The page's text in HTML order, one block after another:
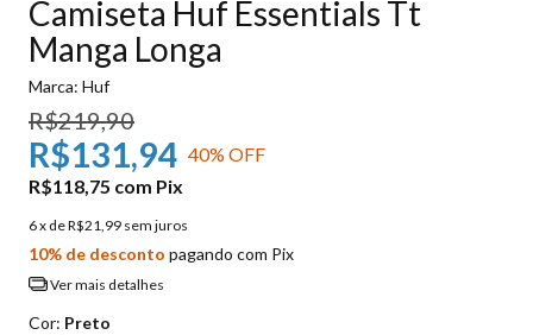
Camiseta Huf Essentials Tt
Manga Longa
Marca: Huf
R$219,90
R$131,94 40% OFF
R$118,75 com Pix
6x deR$21,99 sem juros
10% de desconto pagando com Pix
Ver mais detalhes
Cor: Preto